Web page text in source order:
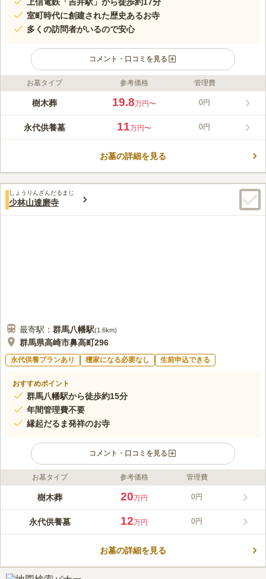
上信電鉄「吉井駅」から徒歩約17分
室町時代に創建された歴史あるお寺
多くの訪問者がいるので安心
コメント・口コミを見る
ライフドット編集部のコメント
曹洞宗の仁叟寺が管理する寺院墓地です。歴史ある境内には数多
また春には、古桜である彼岸桜が美しく咲き誇り、秋には曼珠沙
華が咲いて訪問者の目を楽しませてくれます。お墓は一般墓所・
この霊園はまだ誰からも評価されていません。
お墓タイプ 参考価格 管理費
樹木葬 19.8万円〜 0円
永代供養墓 11万円〜 0円
お墓の詳細を見る
しょうりんざんだるまじ
少林山達磨寺
最寄駅： 群馬八幡駅(1.6km)
群馬県高崎市鼻高町296
永代供養プランあり 檀家になる必要なし 生前申込できる
おすすめポイント
群馬八幡駅から徒歩約15分
年間管理費不要
縁起だるま発祥のお寺
コメント・口コミを見る
ライフドット編集部のコメント
山の中に広大な敷地を有し、縁起達磨、達磨供養で有名な、1年
いたるところにだるまが飾られています。樹木葬の墓誌もだるま
の形をしており、並んでいる姿はとても微笑ましく存在感があり
理・供養される為、お手入れやお掃除の心配がなく、将来の墓じ
去の宗旨宗派を問わず、どなたでもご利用いただけます。ご契約
この霊園はまだ誰からも評価されていません。
お墓タイプ 参考価格 管理費
樹木葬 20万円 0円
永代供養墓 12万円 0円
お墓の詳細を見る